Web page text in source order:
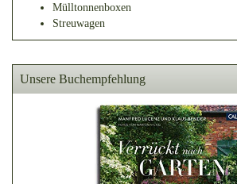
Mülltonnenboxen
Streuwagen
Unsere Buchempfehlung